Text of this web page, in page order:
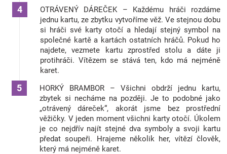
OTRÁVENÝ DÁREČEK – Každému hráči rozdáme
jednu kartu, ze zbytku vytvoříme věž. Ve stejnou dobu
si hráči své karty otočí a hledají stejný symbol na
společné kartě a kartách ostatních hráčů. Pokud ho
najdete, vezmete kartu zprostřed stolu a dáte ji
protihráči. Vítězem se stává ten, kdo má nejméně
karet.
HORKÝ BRAMBOR – Všichni obdrží jednu kartu,
zbytek si necháme na později. Je to podobné jako
„otrávený dáreček“, akorát jsme bez prostřední
věžičky. V jeden moment všichni karty otočí. Úkolem
je co nejdřív najít stejné dva symboly a svoji kartu
předat soupeři. Hrajeme několik her, vítězí člověk,
který má nejméně karet.